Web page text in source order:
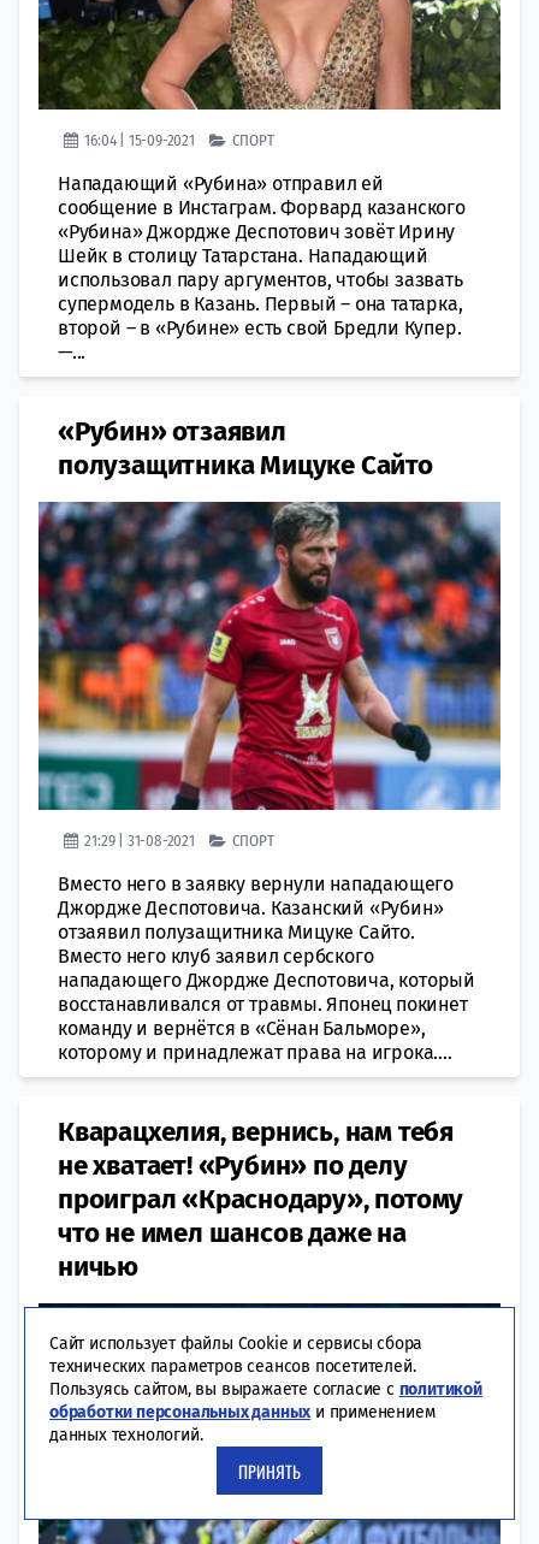
16:04 | 15-09-2021 СПОРТ
Нападающий «Рубина» отправил ей
сообщение в Инстаграм. Форвард казанского
«Рубина» Джордже Деспотович зовёт Ирину
Шейк в столицу Татарстана. Нападающий
использовал пару аргументов, чтобы зазвать
супермодель в Казань. Первый – она татарка,
второй – в «Рубине» есть свой Бредли Купер.
—...
«Рубин» отзаявил
полузащитника Мицуке Сайто
21:29 | 31-08-2021 СПОРТ
Вместо него в заявку вернули нападающего
Джордже Деспотовича. Казанский «Рубин»
отзаявил полузащитника Мицуке Сайто.
Вместо него клуб заявил сербского
нападающего Джордже Деспотовича, который
восстанавливался от травмы. Японец покинет
команду и вернётся в «Сёнан Бальморе»,
которому и принадлежат права на игрока....
Кварацхелия, вернись, нам тебя
не хватает! «Рубин» по делу
проиграл «Краснодару», потому
что не имел шансов даже на
ничью
Сайт использует файлы Cookie и сервисы сбора
технических параметров сеансов посетителей.
Пользуясь сайтом, вы выражаете согласие с политикой
обработки персональных данных и применением
данных технологий.
ПРИНЯТЬ